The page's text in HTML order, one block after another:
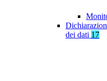
dei dati 17